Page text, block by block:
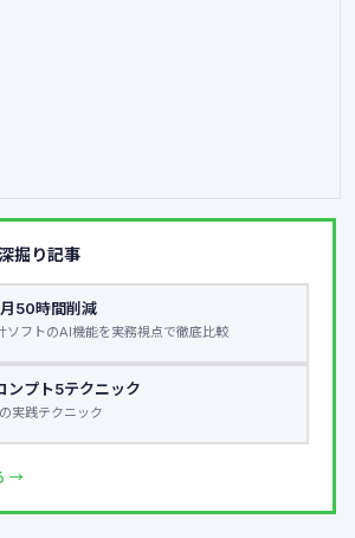
掘り記事
50時間削減
ソフトのAI機能を実務視点で徹底比較
ンプト5テクニック
実践テクニック
→